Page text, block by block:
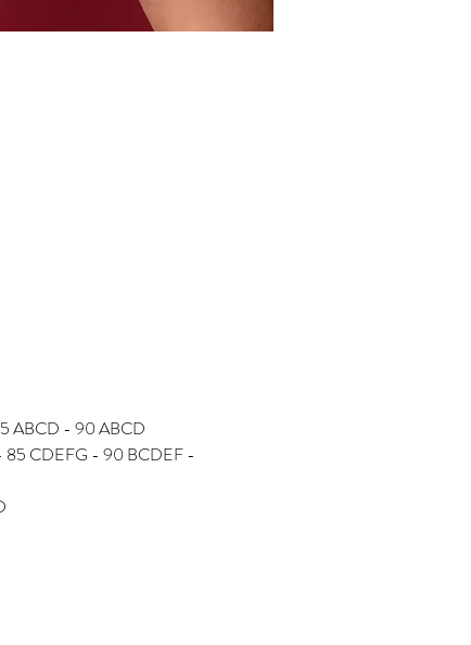
ABCD - 90 ABCD
85 CDEFG - 90 BCDEF -